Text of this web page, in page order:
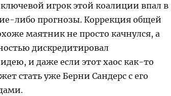
игрок этой коалиции впал в
либо прогнозы. Коррекция общей
маятник не просто качнулся, а
дискредитировал
и даже если этот хаос как-то
стать уже Берни Сандерс с его